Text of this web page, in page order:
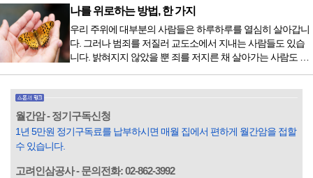
막이 열리기 전. 그 특유의 무대 냄새를 맡았을 때의 긴장감 같
은 것이었다. 두 금동 미륵 반가사유상을 만나러 가는 길은 그
렇게 시작됐다. 두 반가사유상을 알게 된 것은 몇 해 전이었다.
잡지의 발행인으로 독자에게 선보일 좋은 콘텐츠를 고민하던
중 우리 문화재를 하나씩 소개하고자...
나를 위로하는 방법, 한 가지
우리 주위에 대부분의 사람들은 하루하루를 열심히 살아갑니
다. 그러나 범죄를 저질러 교도소에서 지내는 사람들도 있습
니다. 밝혀지지 않았을 뿐 죄를 저지른 채 살아가는 사람도 있
입힌다는 것입니다. 미꾸라지 한 마리가 시냇물을 흐린다는
옛말이 그저 허투루 생기지는 않은 듯합니다. 대부분의 사람
들은 열심히 살아갑니다. 그렇다고 97%의 사람들이 모두 착
월간암 - 정기구독신청
1년 5만원 정기구독료를 납부하시면 매월 집에서 편하게 월간암을 접할
수 있습니다.
고려인삼공사 - 문의전화: 02-862-3992